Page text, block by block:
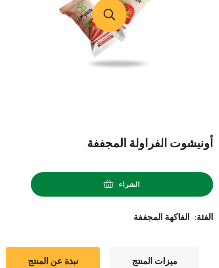
أونيشوت الفراولة المجففة
الشراء
الفاكهة المجففة :الفئة
نبذة عن المنتج ميزات المنتج